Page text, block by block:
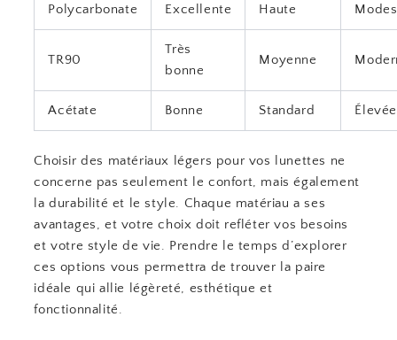
Polycarbonate Excellente Haute
TR90
Très
bonne
Moyenne
Acétate Bonne Standard Élevée
Choisir des matériaux légers pour vos lunettes ne
concerne pas seulement le confort, mais également
la durabilité et le style. Chaque matériau a ses
avantages, et votre choix doit refléter vos besoins
et votre style de vie. Prendre le temps d’explorer
ces options vous permettra de trouver la paire
idéale qui allie légèreté, esthétique et
fonctionnalité.